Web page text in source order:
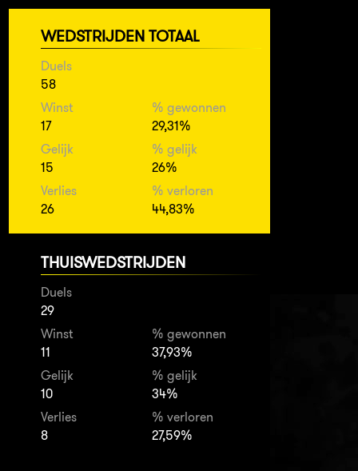
WEDSTRIJDEN TOTAAL
Duels
58
Winst
17
% gewonnen
29,31%
Gelijk
15
% gelijk
26%
Verlies
26
% verloren
44,83%
THUISWEDSTRIJDEN
Duels
29
Winst
11
% gewonnen
37,93%
Gelijk
10
% gelijk
34%
Verlies
8
% verloren
27,59%